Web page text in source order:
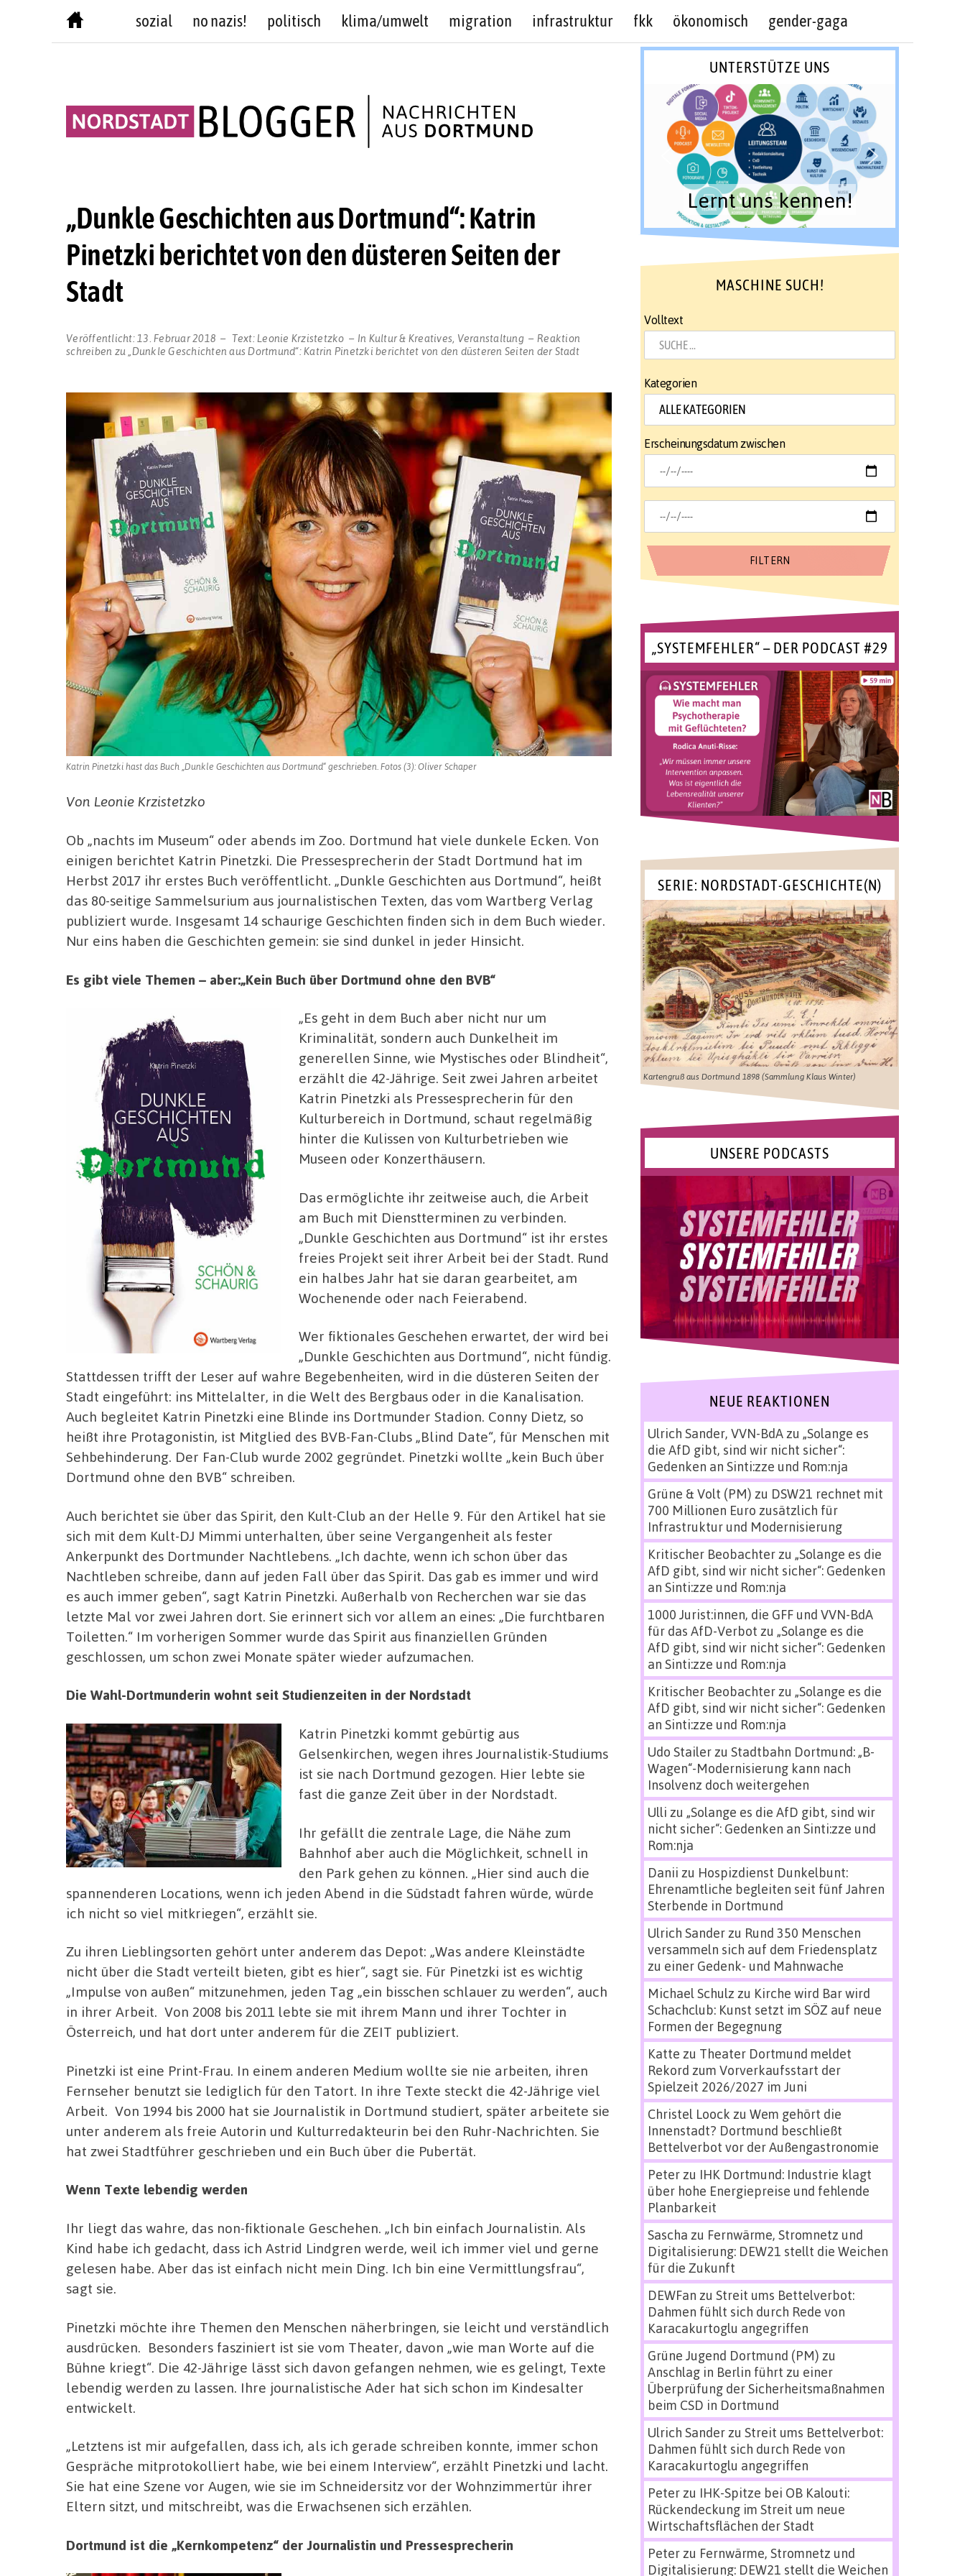
sozial no nazis! politisch klima/umwelt migration infrastruktur fkk ökonomisch gender-gaga
„Dunkle Geschichten aus Dortmund“: Katrin
Pinetzki berichtet von den düsteren Seiten der
Stadt
Veröffentlicht: 13. Februar 2018 Text: Leonie Krzistetzko In Kultur & Kreatives Veranstaltung
Reaktion
schreiben zu „Dunkle Geschichten aus Dortmund“: Katrin Pinetzki berichtet von den düsteren Seiten der Stadt
Katrin Pinetzki hast das Buch „Dunkle Geschichten aus Dortmund“ geschrieben. Fotos (3): Oliver Schaper
Von Leonie Krzistetzko
Ob „nachts im Museum“ oder abends im Zoo. Dortmund hat viele dunkele Ecken. Von
einigen berichtet Katrin Pinetzki. Die Pressesprecherin der Stadt Dortmund hat im
Herbst 2017 ihr erstes Buch veröffentlicht. „Dunkle Geschichten aus Dortmund“, heißt
das 80-seitige Sammelsurium aus journalistischen Texten, das vom Wartberg Verlag
publiziert wurde. Insgesamt 14 schaurige Geschichten finden sich in dem Buch wieder.
Nur eins haben die Geschichten gemein: sie sind dunkel in jeder Hinsicht.
Es gibt viele Themen – aber:„Kein Buch über Dortmund ohne den BVB“
„Es geht in dem Buch aber nicht nur um
Kriminalität, sondern auch Dunkelheit im
generellen Sinne, wie Mystisches oder Blindheit“,
erzählt die 42-Jährige. Seit zwei Jahren arbeitet
Katrin Pinetzki als Pressesprecherin für den
Kulturbereich in Dortmund, schaut regelmäßig
hinter die Kulissen von Kulturbetrieben wie
Museen oder Konzerthäusern.
Das ermöglichte ihr zeitweise auch, die Arbeit
am Buch mit Dienstterminen zu verbinden.
„Dunkle Geschichten aus Dortmund“ ist ihr erstes
freies Projekt seit ihrer Arbeit bei der Stadt. Rund
ein halbes Jahr hat sie daran gearbeitet, am
Wochenende oder nach Feierabend.
Wer fiktionales Geschehen erwartet, der wird bei
„Dunkle Geschichten aus Dortmund“, nicht fündig.
Stattdessen trifft der Leser auf wahre Begebenheiten, wird in die düsteren Seiten der
Stadt eingeführt: ins Mittelalter, in die Welt des Bergbaus oder in die Kanalisation.
Auch begleitet Katrin Pinetzki eine Blinde ins Dortmunder Stadion. Conny Dietz, so
heißt ihre Protagonistin, ist Mitglied des BVB-Fan-Clubs „Blind Date“, für Menschen mit
Sehbehinderung. Der Fan-Club wurde 2002 gegründet. Pinetzki wollte „kein Buch über
Dortmund ohne den BVB“ schreiben.
Auch berichtet sie über das Spirit, den Kult-Club an der Helle 9. Für den Artikel hat sie
sich mit dem Kult-DJ Mimmi unterhalten, über seine Vergangenheit als fester
Ankerpunkt des Dortmunder Nachtlebens. „Ich dachte, wenn ich schon über das
Nachtleben schreibe, dann auf jeden Fall über das Spirit. Das gab es immer und wird
es auch immer geben“, sagt Katrin Pinetzki. Außerhalb von Recherchen war sie das
letzte Mal vor zwei Jahren dort. Sie erinnert sich vor allem an eines: „Die furchtbaren
Toiletten.“ Im vorherigen Sommer wurde das Spirit aus finanziellen Gründen
geschlossen, um schon zwei Monate später wieder aufzumachen.
Die Wahl-Dortmunderin wohnt seit Studienzeiten in der Nordstadt
Katrin Pinetzki kommt gebürtig aus
Gelsenkirchen, wegen ihres Journalistik-Studiums
ist sie nach Dortmund gezogen. Hier lebte sie
fast die ganze Zeit über in der Nordstadt.
Ihr gefällt die zentrale Lage, die Nähe zum
Bahnhof aber auch die Möglichkeit, schnell in
den Park gehen zu können. „Hier sind auch die
spannenderen Locations, wenn ich jeden Abend in die Südstadt fahren würde, würde
ich nicht so viel mitkriegen“, erzählt sie.
Zu ihren Lieblingsorten gehört unter anderem das Depot: „Was andere Kleinstädte
nicht über die Stadt verteilt bieten, gibt es hier“, sagt sie. Für Pinetzki ist es wichtig
„Impulse von außen“ mitzunehmen, jeden Tag „ein bisschen schlauer zu werden“, auch
in ihrer Arbeit. Von 2008 bis 2011 lebte sie mit ihrem Mann und ihrer Tochter in
Österreich, und hat dort unter anderem für die ZEIT publiziert.
Pinetzki ist eine Print-Frau. In einem anderen Medium wollte sie nie arbeiten, ihren
Fernseher benutzt sie lediglich für den Tatort. In ihre Texte steckt die 42-Jährige viel
Arbeit. Von 1994 bis 2000 hat sie Journalistik in Dortmund studiert, später arbeitete sie
unter anderem als freie Autorin und Kulturredakteurin bei den Ruhr-Nachrichten. Sie
hat zwei Stadtführer geschrieben und ein Buch über die Pubertät.
Wenn Texte lebendig werden
Ihr liegt das wahre, das non-fiktionale Geschehen. „Ich bin einfach Journalistin. Als
Kind habe ich gedacht, dass ich Astrid Lindgren werde, weil ich immer viel und gerne
gelesen habe. Aber das ist einfach nicht mein Ding. Ich bin eine Vermittlungsfrau“,
sagt sie.
Pinetzki möchte ihre Themen den Menschen näherbringen, sie leicht und verständlich
ausdrücken. Besonders fasziniert ist sie vom Theater, davon „wie man Worte auf die
Bühne kriegt“. Die 42-Jährige lässt sich davon gefangen nehmen, wie es gelingt, Texte
lebendig werden zu lassen. Ihre journalistische Ader hat sich schon im Kindesalter
entwickelt.
„Letztens ist mir aufgefallen, dass ich, als ich gerade schreiben konnte, immer schon
Gespräche mitprotokolliert habe, wie bei einem Interview“, erzählt Pinetzki und lacht.
Sie hat eine Szene vor Augen, wie sie im Schneidersitz vor der Wohnzimmertür ihrer
Eltern sitzt, und mitschreibt, was die Erwachsenen sich erzählen.
Dortmund ist die „Kernkompetenz“ der Journalistin und Pressesprecherin
UNTERSTÜTZE UNS
Lernt uns kennen!
MASCHINE SUCH!
Volltext
Kategorien
Erscheinungsdatum zwischen
„SYSTEMFEHLER“ – DER PODCAST #29
SERIE: NORDSTADT-GESCHICHTE(N)
Kartengruß aus Dortmund 1898 (Sammlung Klaus Winter)
UNSERE PODCASTS
NEUE REAKTIONEN
Ulrich Sander, VVN-BdAzu „Solange es
die AfD gibt, sind wir nicht sicher“:
Gedenken an Sinti:zze und Rom:nja
Grüne & Volt (PM) zu DSW21 rechnet mit
700 Millionen Euro zusätzlich für
Infrastruktur und Modernisierung
Kritischer Beobachterzu „Solange es die
AfD gibt, sind wir nicht sicher“: Gedenken
an Sinti:zze und Rom:nja
1000 Jurist:innen, die GFF und VVN-BdA
für das AfD-Verbot zu „Solange es die
AfD gibt, sind wir nicht sicher“: Gedenken
an Sinti:zze und Rom:nja
Kritischer Beobachterzu „Solange es die
AfD gibt, sind wir nicht sicher“: Gedenken
an Sinti:zze und Rom:nja
Udo Stailerzu Stadtbahn Dortmund: „B-
Wagen“-Modernisierung kann nach
Insolvenz doch weitergehen
Ulli zu „Solange es die AfD gibt, sind wir
nicht sicher“: Gedenken an Sinti:zze und
Rom:nja
Danii zu Hospizdienst Dunkelbunt:
Ehrenamtliche begleiten seit fünf Jahren
Sterbende in Dortmund
Ulrich Sanderzu Rund 350 Menschen
versammeln sich auf dem Friedensplatz
zu einer Gedenk- und Mahnwache
Michael Schulz zu Kirche wird Bar wird
Schachclub: Kunst setzt im SÖZ auf neue
Formen der Begegnung
Katte zu Theater Dortmund meldet
Rekord zum Vorverkaufsstart der
Spielzeit 2026/2027 im Juni
Christel Loock zu Wem gehört die
Innenstadt? Dortmund beschließt
Bettelverbot vor der Außengastronomie
Peterzu IHK Dortmund: Industrie klagt
über hohe Energiepreise und fehlende
Planbarkeit
Sascha zu Fernwärme, Stromnetz und
Digitalisierung: DEW21 stellt die Weichen
für die Zukunft
DEWFan zu Streit ums Bettelverbot:
Dahmen fühlt sich durch Rede von
Karacakurtoglu angegriffen
Grüne Jugend Dortmund (PM) zu
Anschlag in Berlin führt zu einer
Überprüfung der Sicherheitsmaßnahmen
beim CSD in Dortmund
Ulrich Sanderzu Streit ums Bettelverbot:
Dahmen fühlt sich durch Rede von
Karacakurtoglu angegriffen
Peterzu IHK-Spitze bei OB Kalouti:
Rückendeckung im Streit um neue
Wirtschaftsflächen der Stadt
Peterzu Fernwärme, Stromnetz und
Digitalisierung: DEW21 stellt die Weichen